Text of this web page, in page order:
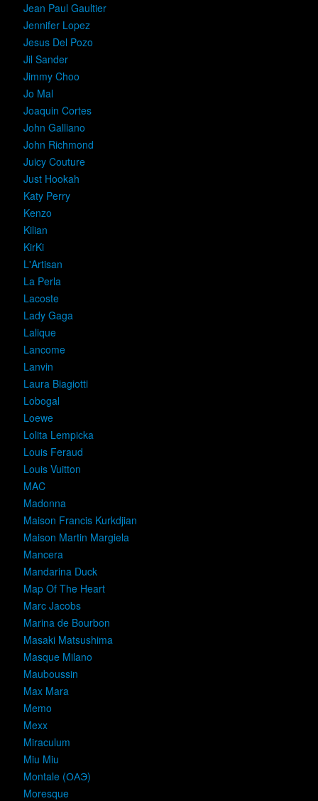
Jean Paul Gaultier
Jennifer Lopez
Jesus Del Pozo
Jil Sander
Jimmy Choo
Jo Mal
Joaquin Cortes
John Galliano
John Richmond
Juicy Couture
Just Hookah
Katy Perry
Kenzo
Kilian
KirKi
L'Artisan
La Perla
Lacoste
Lady Gaga
Lalique
Lancome
Lanvin
Laura Biagiotti
Lobogal
Loewe
Lolita Lempicka
Louis Feraud
Louis Vuitton
MAC
Madonna
Maison Francis Kurkdjian
Maison Martin Margiela
Mancera
Mandarina Duck
Map Of The Heart
Marc Jacobs
Marina de Bourbon
Masaki Matsushima
Masque Milano
Mauboussin
Max Mara
Memo
Mexx
Miraculum
Miu Miu
Montale (ОАЭ)
Moresque